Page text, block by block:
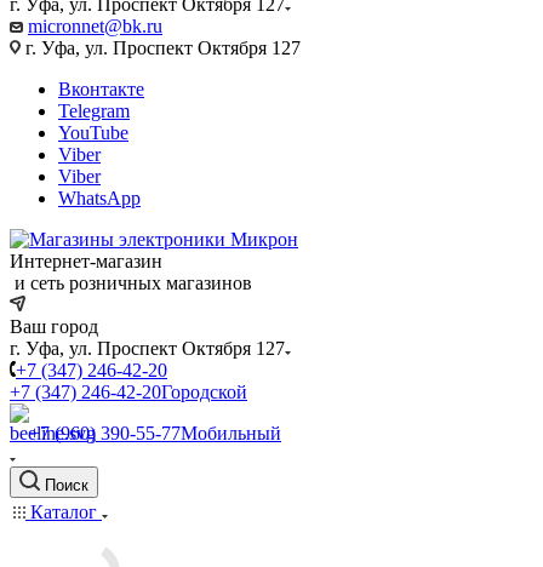
г. Уфа, ул. Проспект Октября 127
micronnet@bk.ru
г. Уфа, ул. Проспект Октября 127
Вконтакте
Telegram
YouTube
Viber
Viber
WhatsApp
Интернет-магазин
и сеть розничных магазинов
Ваш город
г. Уфа, ул. Проспект Октября 127
+7 (347) 246-42-20
+7 (347) 246-42-20Городской
+7 (960) 390-55-77Мобильный
Поиск
Каталог